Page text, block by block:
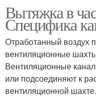
Вытяжка в
Специфика
Отработанный воздух
вентиляционные
Вентиляционные
или подсоединяют к
вентиляционной шахте.